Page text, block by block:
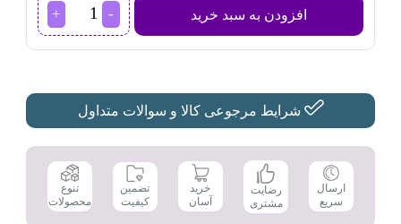
افزودن به سبد خرید
فر
برقی
695
عدد
شرایط مرجوعی کالا و سوالات متداول
ارسال
سریع
رضایت
مشتری
خرید
آسان
تضمین
کیفیت
تنوع
محصولات